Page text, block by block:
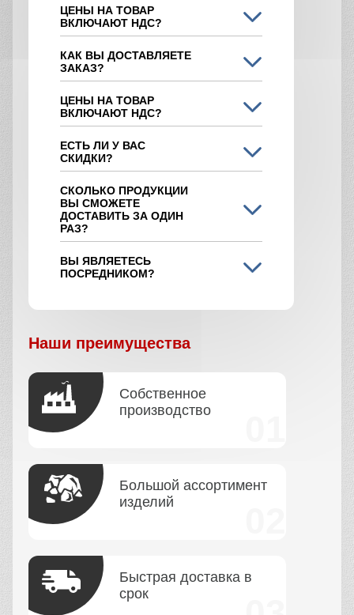
ЦЕНЫ НА ТОВАР
ВКЛЮЧАЮТ НДС?
КАК ВЫ ДОСТАВЛЯЕТЕ
ЗАКАЗ?
ЦЕНЫ НА ТОВАР
ВКЛЮЧАЮТ НДС?
ЕСТЬ ЛИ У ВАС
СКИДКИ?
СКОЛЬКО ПРОДУКЦИИ
ВЫ СМОЖЕТЕ
ДОСТАВИТЬ ЗА ОДИН
РАЗ?
ВЫ ЯВЛЯЕТЕСЬ
ПОСРЕДНИКОМ?
Наши преимущества
Собственное
производство
Большой ассортимент
изделий
Быстрая доставка в
срок